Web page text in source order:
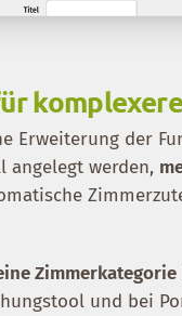
Erweiterung der
angelegt werden,
Zimmerkategorie
und bei